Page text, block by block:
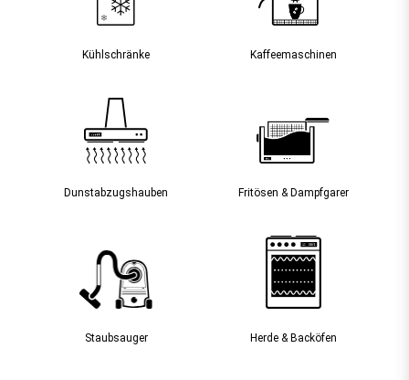
Kühlschränke Kaffee­maschinen
Dunst­abzugs­hauben Fritösen & Dampfgarer
Staubsauger­ Herde & Backöfen